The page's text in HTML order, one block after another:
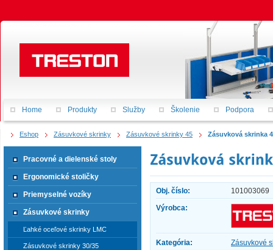
Eshop Zásuvkové skrinky Zásuvkové skrinky 45 Zásuvková skrinka
Obj. číslo:
101003069
Výrobca:
Kategória:
Zásuvkové
Pracovné a dielenské stoly
Ergonomické stoličky
Priemyselné vozíky
Zásuvkové skrinky
Ľahké oceľové skrinky LMC
Zásuvkové skrinky 30/35
Home Produkty Služby Školenie Podpora